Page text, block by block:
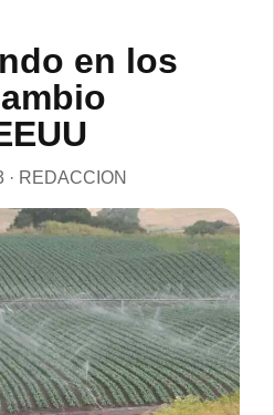
en los
· REDACCION